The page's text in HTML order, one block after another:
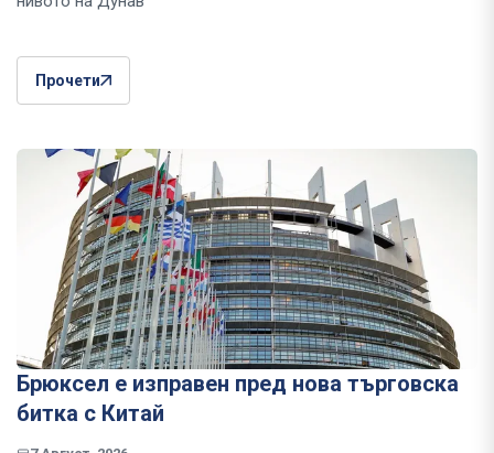
Прочети
Брюксел е изправен пред нова търговска
битка с Китай